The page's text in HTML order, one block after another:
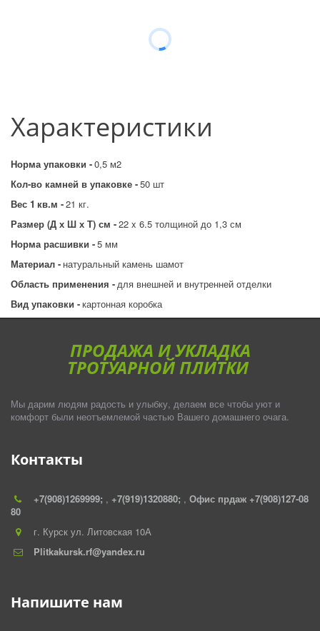
Характеристики
Норма упаковки - 0,5 м2
Кол-во камней в упаковке - 50 шт
Вес 1 кв.м - 21 кг.
Размер (Д х Ш х Т) см - 22 x 6.5 толщиной до 1,3 см
Норма расшивки - 5 мм
Материал - натуральный камень шамот
Область применения - для внешней и внутренней отделки
Вид упаковки - картонная коробка
ПРОДАЖА И УКЛАДКА
ТРОТУАРНОЙ ПЛИТКИ
Мы дарим людям радость и улыбку, делаем все чтобы уют и
комфорт были неотъемлемой частью Вашего домашнего очага.
Контакты
+7(908)1269999; , +7(919)1320880; , Офис прдаж +7(908)127-08
80
г. Курск ул. Литовская 10А
Plitkakursk.rf@yandex.ru
Напишите нам